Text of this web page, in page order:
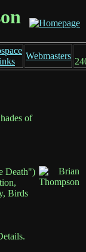
Webmasters
of
Death")
Birds